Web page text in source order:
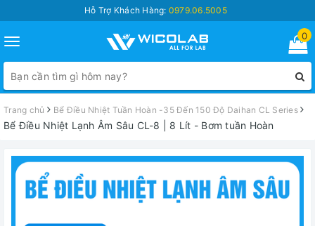
Hỗ Trợ Khách Hàng: 0979.06.5005
Toggle
navigation
0
Trang chủ Bể Điều Nhiệt Tuần Hoàn -35 Đến 150 Độ Daihan CL Series
Bể Điều Nhiệt Lạnh Âm Sâu CL-8 | 8 Lít - Bơm tuần Hoàn